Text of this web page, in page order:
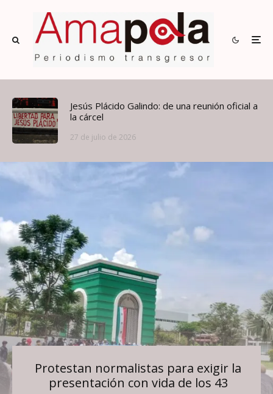
Jesús Plácido Galindo: de una reunión oficial a
la cárcel
27 de julio de 2026
Protestan normalistas para exigir la
presentación con vida de los 43